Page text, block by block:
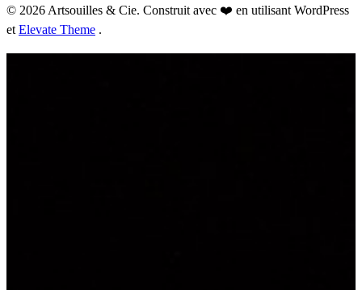
© 2026 Artsouilles & Cie. Construit avec ❤️ en utilisant WordPress
et Elevate Theme .